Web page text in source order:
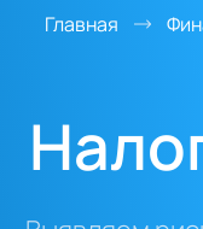
Главная